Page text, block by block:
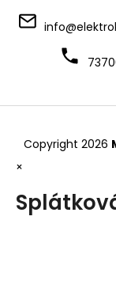
info@
Copyright 2026
×